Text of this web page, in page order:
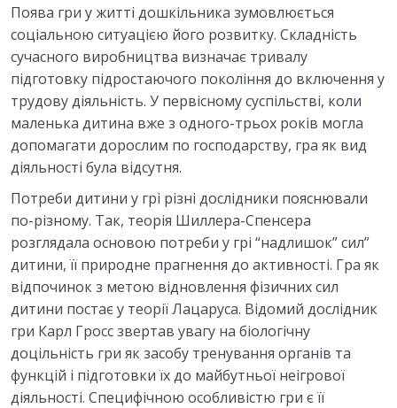
6.ПСИХІЧНИЙ РОЗВИТОК ДИТИНИ
РАННЬОГО ВІКУ
7.ПСИХОЛОГІЧНІ ОСОБЛИВОСТІ РОЗВИТКУ
ДИТИНИ В ДОШКІЛЬНОМУ ДИТИНСТВІ
0/6
Тести модуль 2 0/1
8. РОЗВИТОК ОСОБИСТОСТІ ДОШКІЛЬНИКА
9. ГРА ЯК ПРОВІДНА ДІЯЛЬНІСТЬ У
ДОШКІЛЬНОМУ ВІЦІ
Відео: лекція «Гра як провідна діяльність у
00:00
Текст: лекція «Гра як провідна діяльність у
дошкільному віці»
Відео: «Інтерактивні вправи»
Поява гри у житті дошкільника зумовлюється
соціальною ситуацією його розвитку. Складність
сучасного виробництва визначає тривалу
підготовку підростаючого покоління до включення у
трудову діяльність. У первісному суспільстві, коли
маленька дитина вже з одного-трьох років могла
допомагати дорослим по господарству, гра як вид
діяльності була відсутня.
Потреби дитини у грі різні дослідники пояснювали
по-різному. Так, теорія Шиллера-Спенсера
розглядала основою потреби у грі “надлишок” сил”
дитини, її природне прагнення до активності. Гра як
відпочинок з метою відновлення фізичних сил
дитини постає у теорії Лацаруса. Відомий дослідник
гри Карл Гросс звертав увагу на біологічну
доцільність гри як засобу тренування органів та
функцій і підготовки їх до майбутньої неігрової
діяльності. Специфічною особливістю гри є її